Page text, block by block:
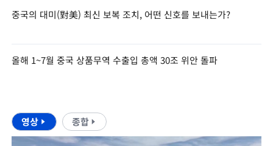
중국의 대미(對美) 최신 보복 조치, 어떤 신호를 보내는가?
올해 1~7월 중국 상품무역 수출입 총액 30조 위안 돌파
영상 종합